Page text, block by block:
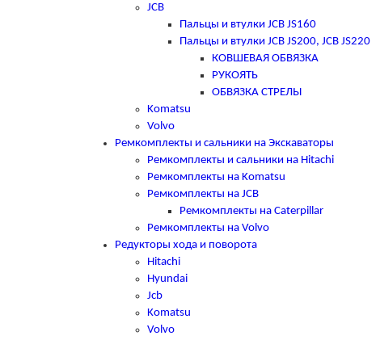
JCB
Пальцы и втулки JCB JS160
Пальцы и втулки JCB JS200, JCB JS220
КОВШЕВАЯ ОБВЯЗКА
РУКОЯТЬ
ОБВЯЗКА СТРЕЛЫ
Komatsu
Volvo
Ремкомплекты и сальники на Экскаваторы
Ремкомплекты и сальники на Hitachi
Ремкомплекты на Komatsu
Ремкомплекты на JCB
Ремкомплекты на Caterpillar
Ремкомплекты на Volvo
Редукторы хода и поворота
Hitachi
Hyundai
Jcb
Komatsu
Volvo